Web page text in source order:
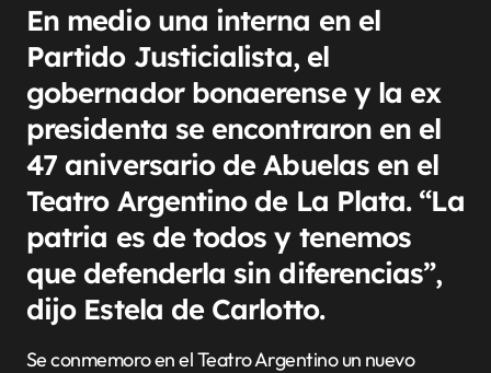
En medio una interna en el
Partido Justicialista, el
gobernador bonaerense y la ex
presidenta se encontraron en el
47 aniversario de Abuelas en el
Teatro Argentino de La Plata. “La
patria es de todos y tenemos
que defenderla sin diferencias”,
dijo Estela de Carlotto.
Se conmemoro en el Teatro Argentino un nuevo